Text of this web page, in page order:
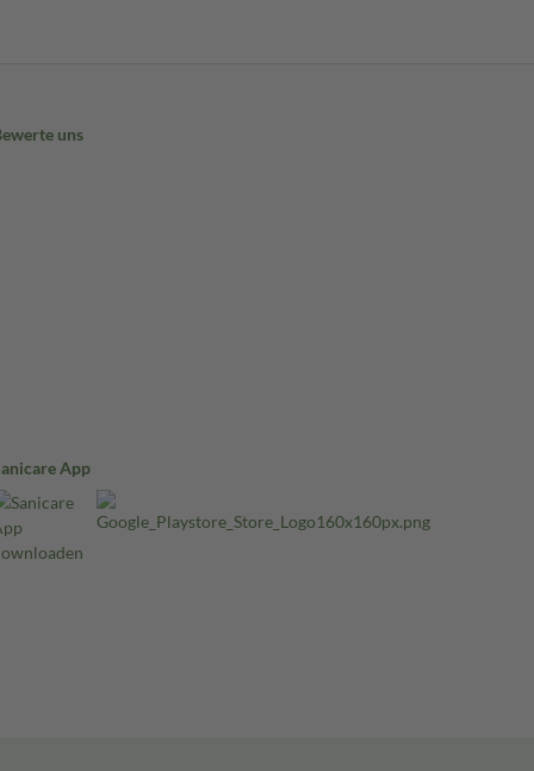
uns
App